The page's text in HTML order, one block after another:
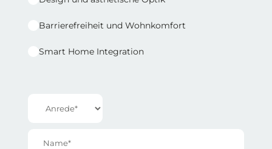
Barrierefreiheit und Wohnkomfort
Smart Home Integration